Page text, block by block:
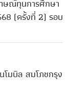
ษณ์ทุนการศึกษา
(ครั้งที่ 2) รอบ
มบิล สมโภชกรุง